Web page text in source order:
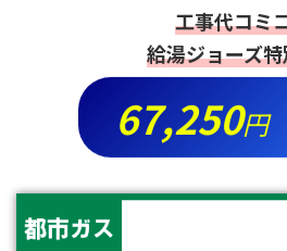
工事代コミ
給湯ジョーズ
67,250円